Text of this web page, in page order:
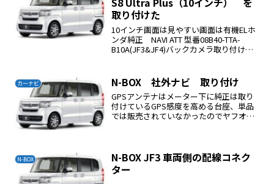
取り付けた
10インチ画面は見やすい画面は有機ELホ
ンダ純正 NAVI ATT 型番08B40-TTA-
B10A(JF3&JF4)バックカメラ取り付け
レコーダーを取り付け...
カーナビ N-BOX 社外ナビ 取り付け
GPSアンテナはメーター下に純正は取り
付けているGPS感度を高める台座、単品
では販売されていなかったのでヤフオ
注文すると下記の...
N-BOX
N-BOX JF3 車両側の配線コネク
ター